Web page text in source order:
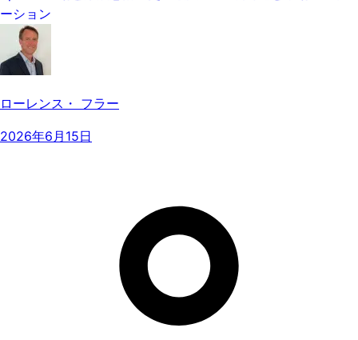
ーション
ローレンス・ フラー
2026年6月15日